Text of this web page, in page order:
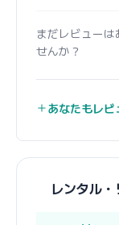
まだレビュー
せんか？
あなたもレ
レンタル